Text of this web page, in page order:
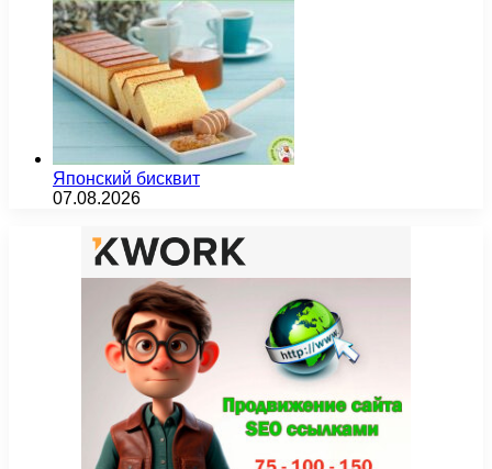
Японский бисквит
07.08.2026